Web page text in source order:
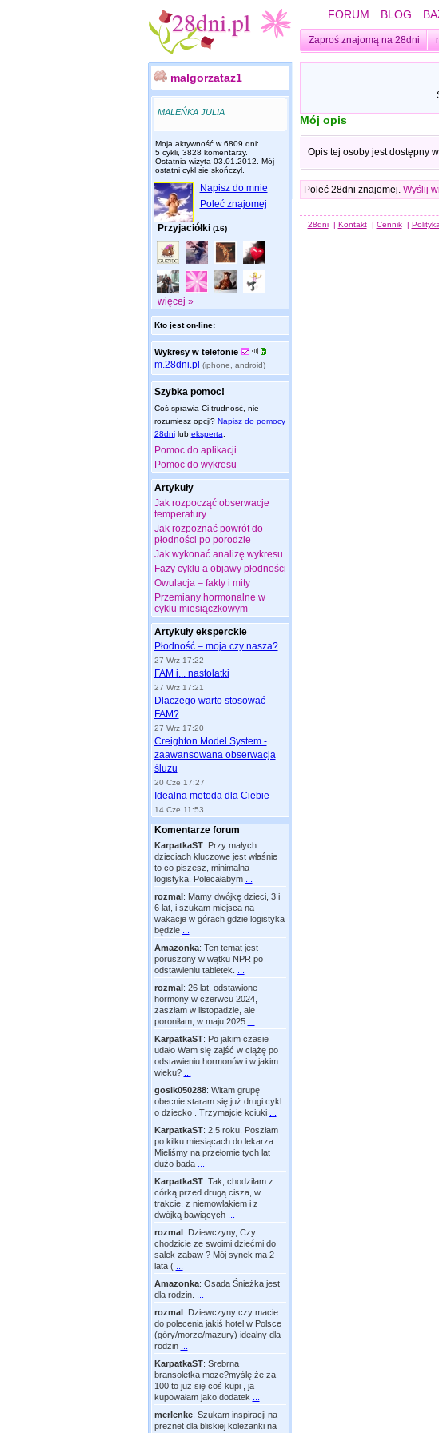
FORUM BLOG
Zaproś znajomą na 28dni
malgorzataz1
MALEŃKA JULIA
Moja aktywność w 6809 dni:
5 cykli, 3828 komentarzy.
Ostatnia wizyta 03.01.2012 . Mój
ostatni cykl się skończył.
Napisz do mnie
Poleć znajomej
Przyjaciółki (16)
więcej »
Kto jest on-line:
Wykresy w telefonie
m.28dni.pl (iphone, android)
Szybka pomoc!
Coś sprawia Ci trudność, nie
rozumiesz opcji? Napisz do pomocy
28dnilub eksperta
Pomoc do aplikacji
Pomoc do wykresu
Artykuły
Jak rozpocząć obserwacje
temperatury
Jak rozpoznać powrót do
płodności po porodzie
Jak wykonać analizę wykresu
Fazy cyklu a objawy płodności
Owulacja – fakty i mity
Przemiany hormonalne w
cyklu miesiączkowym
Artykuły eksperckie
Płodność – moja czy nasza?
27 Wrz 17:22
FAM i... nastolatki
27 Wrz 17:21
Dlaczego warto stosować
FAM?
27 Wrz 17:20
Creighton Model System -
zaawansowana obserwacja
śluzu
20 Cze 17:27
Idealna metoda dla Ciebie
14 Cze 11:53
Komentarze forum
KarpatkaST: Przy małych
dzieciach kluczowe jest właśnie
to co piszesz, minimalna
logistyka. Polecałabym
rozmal: Mamy dwójkę dzieci, 3 i
6 lat, i szukam miejsca na
wakacje w górach gdzie logistyka
będzie
Amazonka: Ten temat jest
poruszony w wątku NPR po
odstawieniu tabletek.
rozmal: 26 lat, odstawione
hormony w czerwcu 2024,
zaszłam w listopadzie, ale
poroniłam, w maju 2025
KarpatkaST: Po jakim czasie
udało Wam się zajść w ciążę po
odstawieniu hormonów i w jakim
wieku?
gosik050288: Witam grupę
obecnie staram się już drugi cykl
o dziecko . Trzymajcie kciuki
KarpatkaST: 2,5 roku. Poszłam
po kilku miesiącach do lekarza.
Mieliśmy na przełomie tych lat
dużo bada
KarpatkaST: Tak, chodziłam z
córką przed drugą cisza, w
trakcie, z niemowlakiem i z
dwójką bawiących
rozmal: Dziewczyny, Czy
chodzicie ze swoimi dziećmi do
salek zabaw ? Mój synek ma 2
lata (
Amazonka: Osada Śnieżka jest
dla rodzin.
rozmal: Dziewczyny czy macie
do polecenia jakiś hotel w Polsce
(góry/morze/mazury) idealny dla
rodzin
KarpatkaST: Srebrna
bransoletka moze?myślę że za
100 to już się coś kupi , ja
kupowałam jako dodatek
merlenke: Szukam inspiracji na
preznet dla bliskiej koleżanki na
Mój opis
Opis tej osoby jest dostępny
Poleć 28dni znajomej. Wyślij
28dni | Kontakt | Cennik |